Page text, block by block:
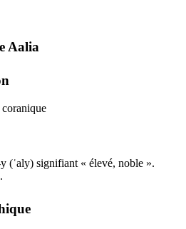
Aalia
coranique
(ʿaly) signifiant « élevé, noble ».